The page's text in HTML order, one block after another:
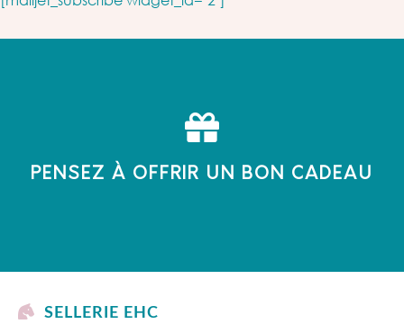
PENSEZ À OFFRIR UN BON CADEAU
SELLERIE EHC